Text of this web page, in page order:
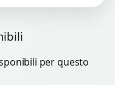
per questo